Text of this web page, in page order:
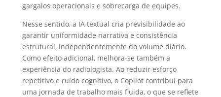
gargalos operacionais e sobrecarga de equipes.
Nesse sentido, a IA textual cria previsibilidade ao
garantir uniformidade narrativa e consistência
estrutural, independentemente do volume diário.
Como efeito adicional, melhora-se também a
experiência do radiologista. Ao reduzir esforço
repetitivo e ruído cognitivo, o Copilot contribui para
uma jornada de trabalho mais fluida, o que se reflete